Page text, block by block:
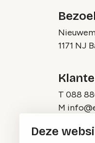
Deze
1171 NJ
T 088
M